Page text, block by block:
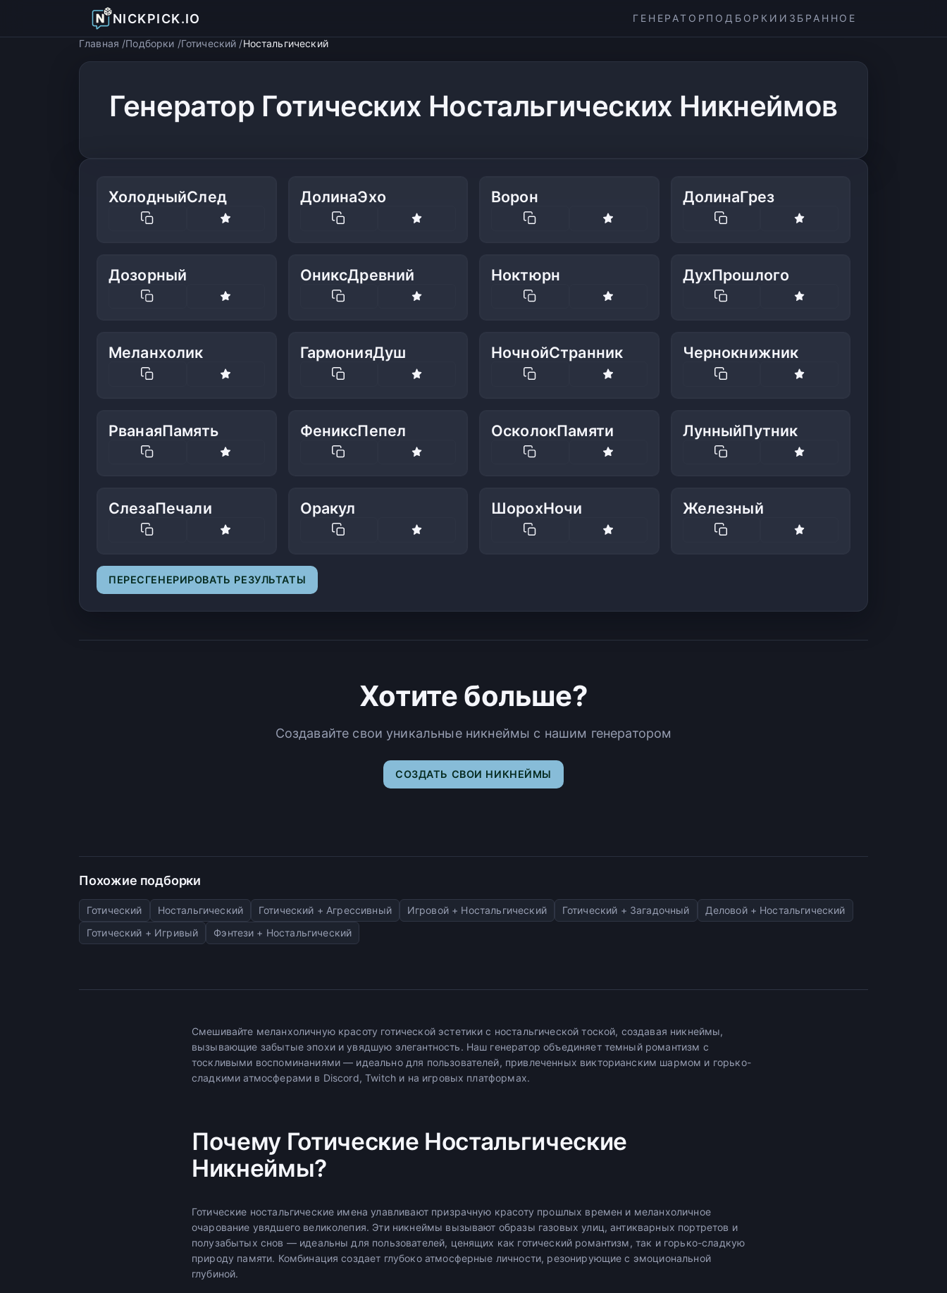
NICKPICK.IO ГЕНЕРАТОР ПОДБОРКИ ИЗБРАННОЕ
Главная Подборки Готический Ностальгический
Генератор Готических Ностальгических Никнеймов
ХолодныйСлед ДолинаЭхо Ворон ДолинаГрез
Дозорный ОниксДревний Ноктюрн ДухПрошлого
Меланхолик ГармонияДуш НочнойСтранник Чернокнижник
РванаяПамять ФениксПепел ОсколокПамяти ЛунныйПутник
СлезаПечали Оракул ШорохНочи Железный
ПЕРЕСГЕНЕРИРОВАТЬ РЕЗУЛЬТАТЫ
Хотите больше?
Создавайте свои уникальные никнеймы с нашим генератором
СОЗДАТЬ СВОИ НИКНЕЙМЫ
Похожие подборки
Готический Ностальгический Готический + Агрессивный Игровой + Ностальгический Готический + Загадочный
Деловой + Ностальгический
Готический + Игривый
Фэнтези + Ностальгический
Смешивайте меланхоличную красоту готической эстетики с ностальгической тоской, создавая никнеймы,
вызывающие забытые эпохи и увядшую элегантность. Наш генератор объединяет темный романтизм с
тоскливыми воспоминаниями — идеально для пользователей, привлеченных викторианским шармом и горько-
сладкими атмосферами в Discord, Twitch и на игровых платформах.
Почему Готические Ностальгические
Никнеймы?
Готические ностальгические имена улавливают призрачную красоту прошлых времен и меланхоличное
очарование увядшего великолепия. Эти никнеймы вызывают образы газовых улиц, антикварных портретов и
полузабытых снов — идеальны для пользователей, ценящих как готический романтизм, так и горько-сладкую
природу памяти. Комбинация создает глубоко атмосферные личности, резонирующие с эмоциональной
глубиной.